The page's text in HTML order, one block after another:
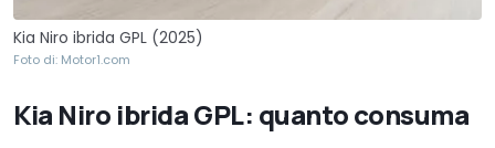
Kia Niro ibrida GPL (2025)
Foto di: Motor1.com
Kia Niro ibrida GPL: quanto consuma